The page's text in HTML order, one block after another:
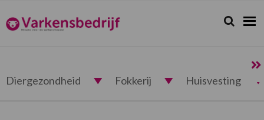
de
hoofdnavigatie
de
hoofd
de
eerste
de
voettekst
Varkensbedrijf.nl Zoeken...
Zoek
Diergezondheid Fokkerij Huisvesting